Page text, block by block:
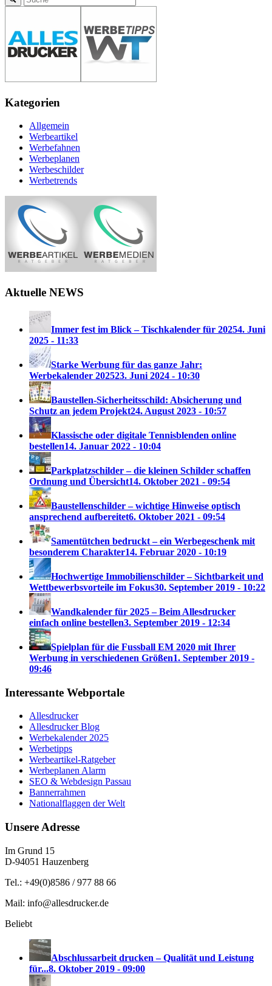
Kategorien
Allgemein
Werbeartikel
Werbefahnen
Werbeplanen
Werbeschilder
Werbetrends
Aktuelle NEWS
Immer fest im Blick – Tischkalender für 20254. Juni
2025 - 11:33
Starke Werbung für das ganze Jahr:
Werbekalender 202523. Juni 2024 - 10:30
Baustellen-Sicherheitsschild: Absicherung und
Schutz an jedem Projekt24. August 2023 - 10:57
Klassische oder digitale Tennisblenden online
bestellen14. Januar 2022 - 10:04
Parkplatzschilder – die kleinen Schilder schaffen
Ordnung und Übersicht14. Oktober 2021 - 09:54
Baustellenschilder – wichtige Hinweise optisch
ansprechend aufbereitet6. Oktober 2021 - 09:54
Samentütchen bedruckt – ein Werbegeschenk mit
besonderem Charakter14. Februar 2020 - 10:19
Hochwertige Immobilienschilder – Sichtbarkeit und
Wettbewerbsvorteile im Fokus30. September 2019 - 10:22
Wandkalender für 2025 – Beim Allesdrucker
einfach online bestellen3. September 2019 - 12:34
Spielplan für die Fussball EM 2020 mit Ihrer
Werbung in verschiedenen Größen1. September 2019 -
09:46
Interessante Webportale
Allesdrucker
Allesdrucker Blog
Werbekalender 2025
Werbetipps
Werbeartikel-Ratgeber
Werbeplanen Alarm
SEO & Webdesign Passau
Bannerrahmen
Nationalflaggen der Welt
Unsere Adresse
Im Grund 15
D-94051 Hauzenberg
Tel.: +49(0)8586 / 977 88 66
Mail: info@allesdrucker.de
Beliebt
Abschlussarbeit drucken – Qualität und Leistung
für...8. Oktober 2019 - 09:00